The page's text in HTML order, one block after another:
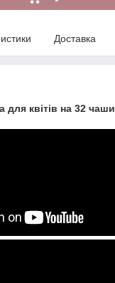
Доставка
для квітів на 32 чаши